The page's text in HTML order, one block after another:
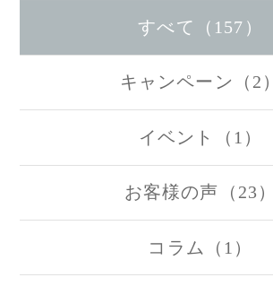
すべて（157）
キャンペーン（2）
イベント（1）
お客様の声（23）
コラム（1）